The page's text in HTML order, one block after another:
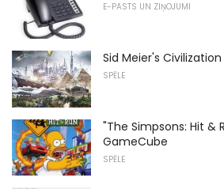
E-PASTS UN ZIŅOJUMI
Sid Meier's
SPĒLE
"The Simpsons: Hit &
GameCube
SPĒLE